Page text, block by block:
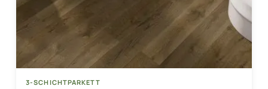
3-SCHICHTPARKETT